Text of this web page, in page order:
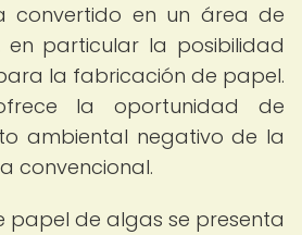
convertido en un área de
en particular la posibilidad
la fabricación de papel.
la oportunidad de
ambiental negativo de la
convencional.
papel de algas se presenta